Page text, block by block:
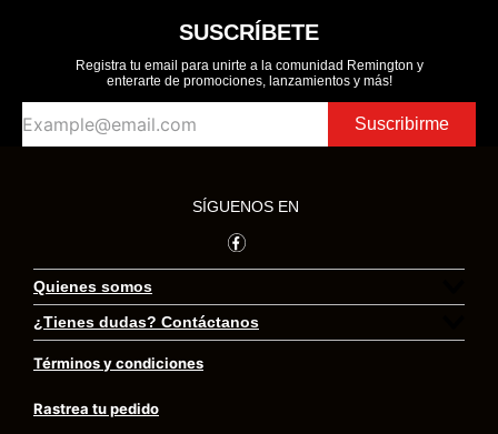
SUSCRÍBETE
Registra tu email para unirte a la comunidad Remington y
enterarte de promociones, lanzamientos y más!
Suscribirme
SÍGUENOS EN
Quienes somos
Preguntas frecuentes
Trabaja con nosotros
¿Tienes dudas? Contáctanos
Transversal 23 # 97 – 73 Oficina 406 Bogotá.
Colombia
contacto@remingtoncolombia.com
Términos y condiciones
Rastrea tu pedido